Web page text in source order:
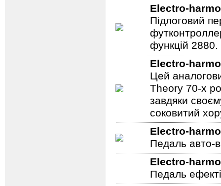
Electro-
Підлоговий
функцій 2880.
Electro-
Цей
Theory 70-х
завдяки
соковитий
Electro-
Педаль авто-
Electro-
Педаль